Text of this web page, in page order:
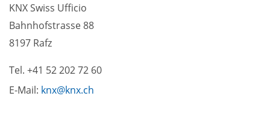
KNX Swiss Ufficio
Bahnhofstrasse 88
8197 Rafz
Tel. +41 52 202 72 60
E-Mail: knx knx ch